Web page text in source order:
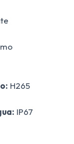
H265
IP67